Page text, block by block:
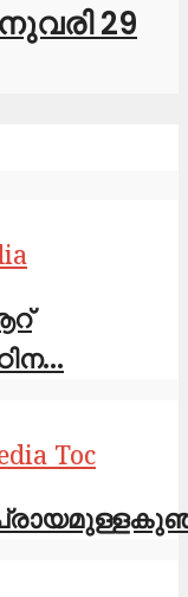
29
Toc